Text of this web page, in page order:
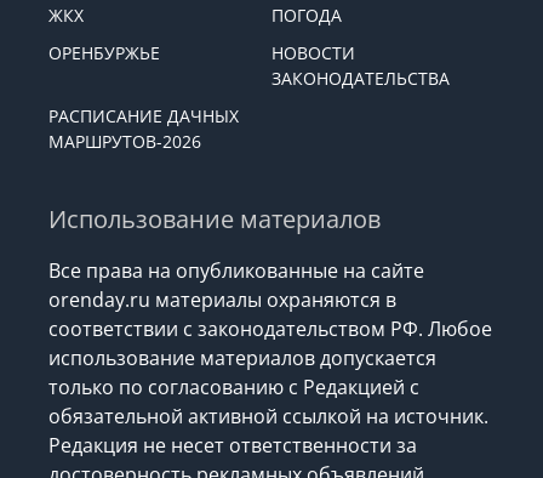
ЖКХ
ПОГОДА
ОРЕНБУРЖЬЕ
НОВОСТИ
ЗАКОНОДАТЕЛЬСТВА
РАСПИСАНИЕ ДАЧНЫХ
МАРШРУТОВ-2026
Использование материалов
Все права на опубликованные на сайте
orenday.ru материалы охраняются в
соответствии с законодательством РФ. Любое
использование материалов допускается
только по согласованию с Редакцией с
обязательной активной ссылкой на источник.
Редакция не несет ответственности за